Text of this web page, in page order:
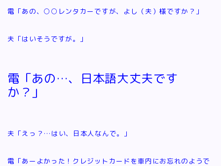
電「あの、○○レンタカーですが、よし（夫）様ですか？」
夫「はいそうですが。」
電「あの…、日本語大丈夫です
か？」
夫「えっ？…はい、日本人なんで。」
電「あーよかった！クレジットカードを車内にお忘れのようで